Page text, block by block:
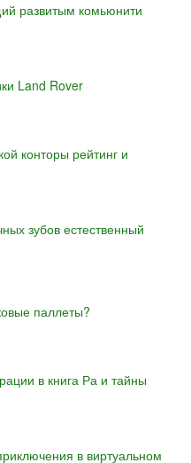
развитым комьюнити
Land Rover
конторы рейтинг и
зубов естественный
паллеты?
в книга Ра и тайны
в виртуальном